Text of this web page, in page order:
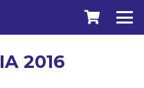
2016